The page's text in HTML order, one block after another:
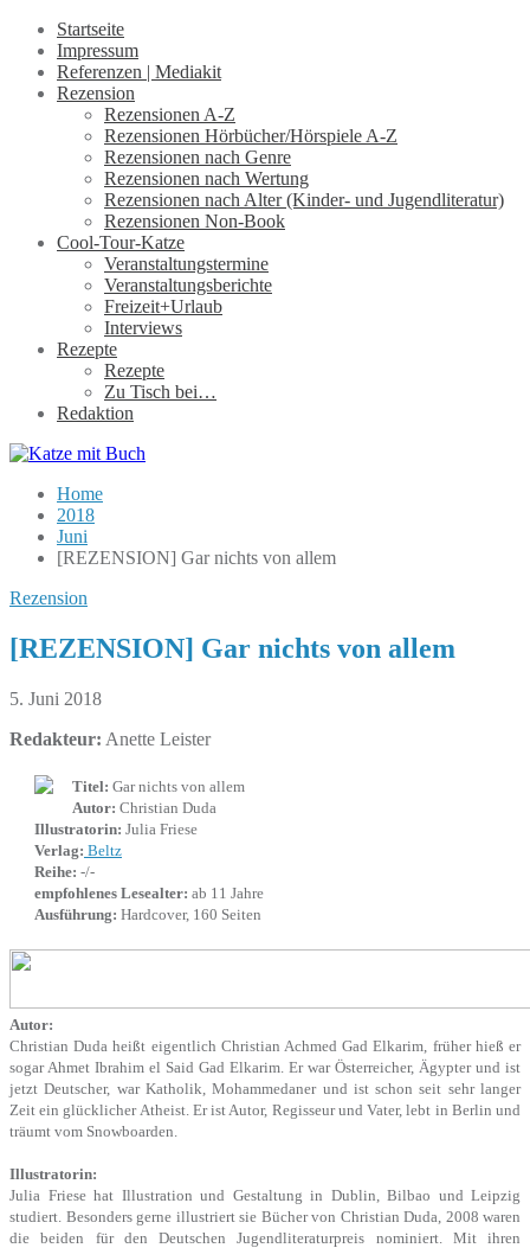
Startseite
Impressum
Referenzen | Mediakit
Rezension
Rezensionen A-Z
Rezensionen Hörbücher/Hörspiele A-Z
Rezensionen nach Genre
Rezensionen nach Wertung
Rezensionen nach Alter (Kinder- und Jugendliteratur)
Rezensionen Non-Book
Cool-Tour-Katze
Veranstaltungstermine
Veranstaltungsberichte
Freizeit+Urlaub
Interviews
Rezepte
Rezepte
Zu Tisch bei…
Redaktion
Home
2018
Juni
[REZENSION] Gar nichts von allem
Rezension
[REZENSION] Gar nichts von allem
5. Juni 2018
Redakteur: Anette Leister
Titel: Gar nichts von allem
Autor: Christian Duda
Illustratorin: Julia Friese
Verlag: Beltz
Reihe: -/-
empfohlenes Lesealter: ab 11 Jahre
Ausführung: Hardcover, 160 Seiten
Autor:
Christian Duda heißt eigentlich Christian Achmed Gad Elkarim, früher hieß er
sogar Ahmet Ibrahim el Said Gad Elkarim. Er war Österreicher, Ägypter und ist
jetzt Deutscher, war Katholik, Mohammedaner und ist schon seit sehr langer
Zeit ein glücklicher Atheist. Er ist Autor, Regisseur und Vater, lebt in Berlin und
träumt vom Snowboarden.
Illustratorin:
Julia Friese hat Illustration und Gestaltung in Dublin, Bilbao und Leipzig
studiert. Besonders gerne illustriert sie Bücher von Christian Duda, 2008 waren
die beiden für den Deutschen Jugendliteraturpreis nominiert. Mit ihren